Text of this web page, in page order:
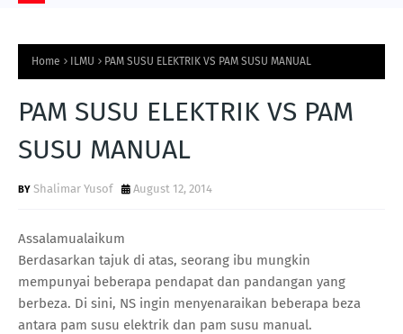
O
S
Home ILMU PAM SUSU ELEKTRIK VS PAM SUSU MANUAL
PAM SUSU ELEKTRIK VS PAM
SUSU MANUAL
Shalimar Yusof August 12, 2014
Assalamualaikum
Berdasarkan tajuk di atas, seorang ibu mungkin
mempunyai beberapa pendapat dan pandangan yang
berbeza. Di sini, NS ingin menyenaraikan beberapa beza
antara pam susu elektrik dan pam susu manual.